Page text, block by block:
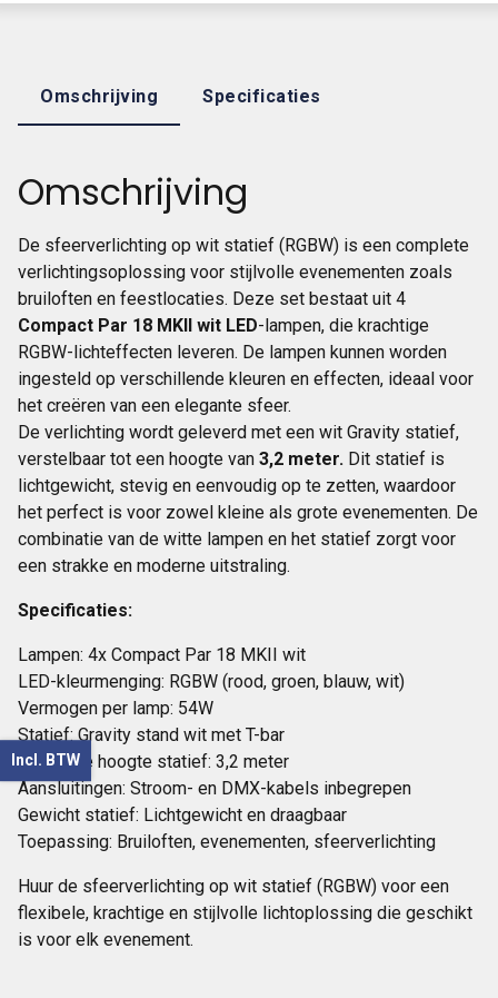
Omschrijving Specificaties
Omschrijving
De sfeerverlichting op wit statief (RGBW) is een complete
verlichtingsoplossing voor stijlvolle evenementen zoals
bruiloften en feestlocaties. Deze set bestaat uit 4
Compact Par 18 MKII wit LED-lampen, die krachtige
RGBW-lichteffecten leveren. De lampen kunnen worden
ingesteld op verschillende kleuren en effecten, ideaal voor
het creëren van een elegante sfeer.
De verlichting wordt geleverd met een wit Gravity statief,
verstelbaar tot een hoogte van 3,2 meter. Dit statief is
lichtgewicht, stevig en eenvoudig op te zetten, waardoor
het perfect is voor zowel kleine als grote evenementen. De
combinatie van de witte lampen en het statief zorgt voor
een strakke en moderne uitstraling.
Specificaties:
Lampen: 4x Compact Par 18 MKII wit
LED-kleurmenging: RGBW (rood, groen, blauw, wit)
Vermogen per lamp: 54W
Statief: Gravity stand wit met T-bar
Maximale hoogte statief: 3,2 meter
Aansluitingen: Stroom- en DMX-kabels inbegrepen
Gewicht statief: Lichtgewicht en draagbaar
Toepassing: Bruiloften, evenementen, sfeerverlichting
Huur de sfeerverlichting op wit statief (RGBW) voor een
flexibele, krachtige en stijlvolle lichtoplossing die geschikt
is voor elk evenement.
Incl. BTW